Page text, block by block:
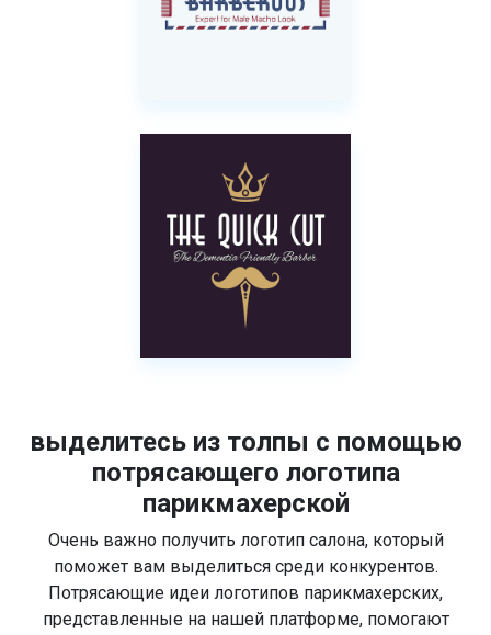
выделитесь из толпы с помощью
потрясающего логотипа
парикмахерской
Очень важно получить логотип салона, который
поможет вам выделиться среди конкурентов.
Потрясающие идеи логотипов парикмахерских,
представленные на нашей платформе, помогают